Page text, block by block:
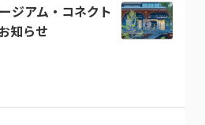
ジアム・コネクト
知らせ